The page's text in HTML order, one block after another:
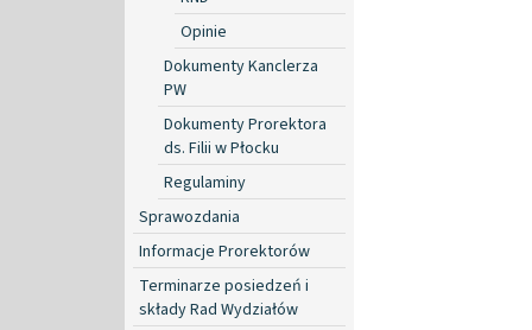
Opinie
Dokumenty Kanclerza
PW
Dokumenty Prorektora
ds. Filii w Płocku
Regulaminy
Sprawozdania
Informacje Prorektorów
Terminarze posiedzeń i
składy Rad Wydziałów